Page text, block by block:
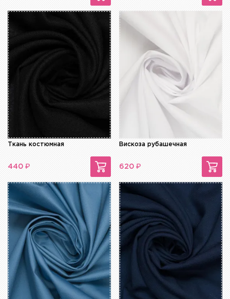
Ткань костюмная
440 ₽
Вискоза рубашечная
620 ₽